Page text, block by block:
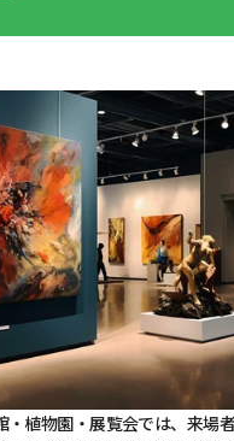
・植物園・展覧会では、来場